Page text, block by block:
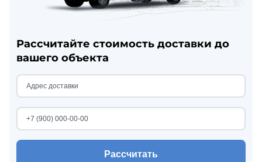
Рассчитайте стоимость доставки до
вашего объекта
Рассчитать